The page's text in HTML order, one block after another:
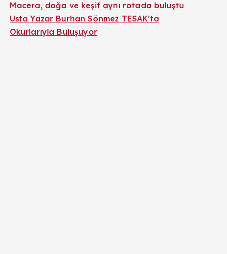
Macera, doğa ve keşif aynı rotada buluştu
Usta Yazar Burhan Sönmez TESAK’ta
Okurlarıyla Buluşuyor